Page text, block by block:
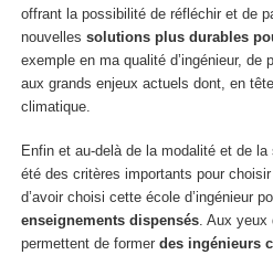
offrant la possibilité de réfléchir et de
nouvelles solutions plus durables
exemple en ma qualité d’ingénieur, de
aux grands enjeux actuels dont, en
climatique.
Enfin et au-delà de la modalité et de
été des critères importants pour
d’avoir choisi cette école d’ingénieur
enseignements dispensés. Aux yeux
permettent de former des ingénieurs